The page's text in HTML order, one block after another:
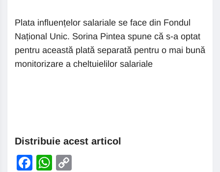
Plata influențelor salariale se face din Fondul
Național Unic. Sorina Pintea spune că s-a optat
pentru această plată separată pentru o mai bună
monitorizare a cheltuielilor salariale
Distribuie acest articol
Facebook
WhatsApp